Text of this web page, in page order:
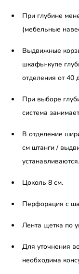
При глубине
(мебельные
Выдвижные
шкафы-купе
отделения от 40
При выборе
система
В отделение
см штанги /
устанавливаются.
Цоколь 8 см.
Перфорация с
Лента щетка по
Для уточнения
необходима